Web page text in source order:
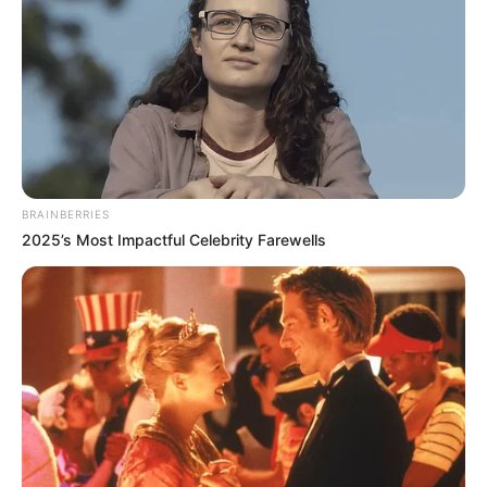
Χειροπέδες σε 49χρονο φυγόδικο της
ρωσόφωνης μαφίας στην Αθήνα
Σπείρα είχε στήσει υπερσύγχρονα
εργαστήρια κάνναβης στην Αττική και
πουλούσε ναρκωτικά μέχρι και στην
Πανεπιστημιούπολη
Δείτε όλες τις τελευταίεςΕιδήσεις από την Ελλάδα και
τον Κόσμο, τη στιγμή που συμβαίνουν, στοNewstok.gr
BRAINBERRIES
2025’s Most Impactful Celebrity Farewells